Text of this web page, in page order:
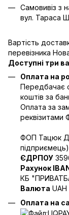
Самовивіз з
вул. Тараса
Вартість
перевізника
Доступні три
Оплата на
Передбачає
коштів за
Оплата за
реквізитами
ФОП Тацюк
пiдприємець)
ЄДРПОУ
Рахунок
КБ
Валюта UAH
Оплата на